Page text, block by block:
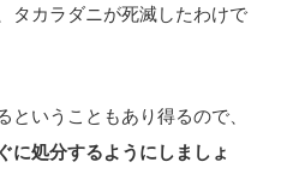
タカラダニが死滅したわけで
いうこともあり得るので、
に処分するようにしましょ